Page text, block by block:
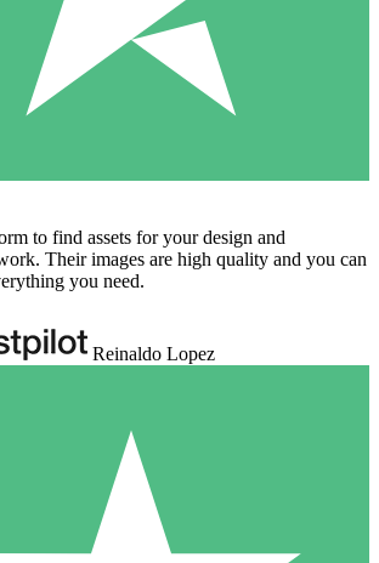
to find assets for your design and
Their images are high quality and you can
you need.
Reinaldo Lopez